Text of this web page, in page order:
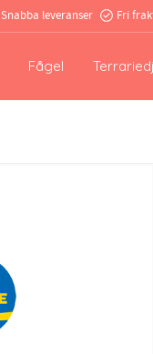
Snabba leveranser Fri
Fågel